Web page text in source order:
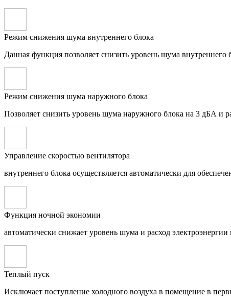
Режим снижения шума внутреннего блока
Данная функция позволяет снизить уровень шума
Режим снижения шума наружного блока
Позволяет снизить уровень шума наружного блока на 3 дБА и
Управление скоростью вентилятора
внутреннего блока осуществляется автоматически для
Функция ночной экономии
автоматически снижает уровень шума и расход
Теплый пуск
Исключает поступление холодного воздуха в помещение в